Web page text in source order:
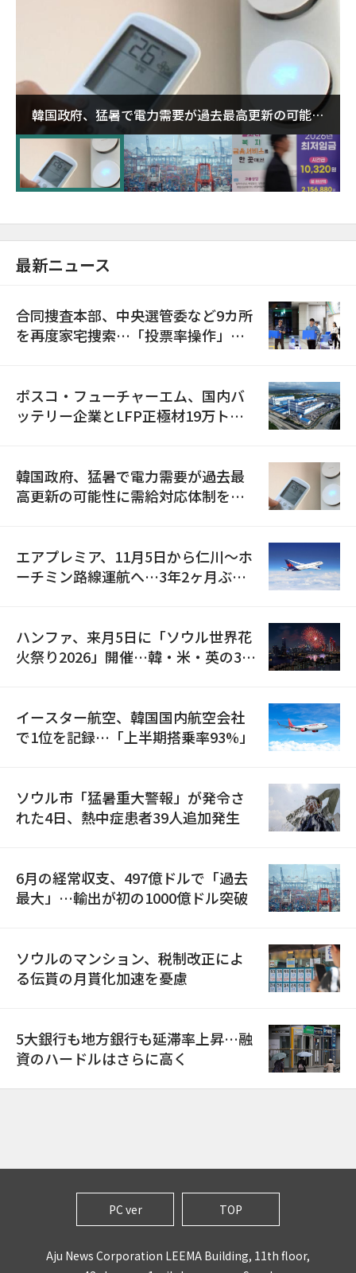
韓国政府、猛暑で電力需要が過去最高更新の可能性
に需給対応体制を点検
最新ニュース
合同捜査本部、中央選管委など9カ所
を再度家宅捜索…「投票率操作」の
ポスコ・フューチャーエム、国内バ
ッテリー企業とLFP正極材19万トン
韓国政府、猛暑で電力需要が過去最
高更新の可能性に需給対応体制を点
エアプレミア、11月5日から仁川〜ホ
ーチミン路線運航へ…3年2ヶ月ぶり
ハンファ、来月5日に「ソウル世界花
火祭り2026」開催…韓・米・英の3カ
イースター航空、韓国国内航空会社
で1位を記録…「上半期搭乗率93%」
ソウル市「猛暑重大警報」が発令さ
れた4日、熱中症患者39人追加発生
6月の経常収支、497億ドルで「過去
最大」…輸出が初の1000億ドル突破
ソウルのマンション、税制改正によ
る伝貰の月貰化加速を憂慮
5大銀行も地方銀行も延滞率上昇…融
資のハードルはさらに高く
PC ver TOP
Aju News Corporation LEEMA Building, 11th floor,